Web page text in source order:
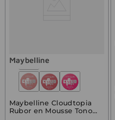
Maybelline
Maybelline Cloudtopia
Rubor en Mousse Tono